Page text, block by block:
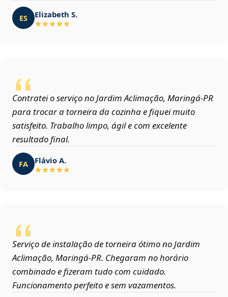
ES Elizabeth S.
Contratei o serviço no Jardim Aclimação, Maringá‑PR
para trocar a torneira da cozinha e fiquei muito
satisfeito. Trabalho limpo, ágil e com excelente
resultado final.
FA Flávio A.
Serviço de instalação de torneira ótimo no Jardim
Aclimação, Maringá‑PR. Chegaram no horário
combinado e fizeram tudo com cuidado.
Funcionamento perfeito e sem vazamentos.